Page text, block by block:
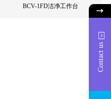
Contact us
BCV-1FD洁净工作台